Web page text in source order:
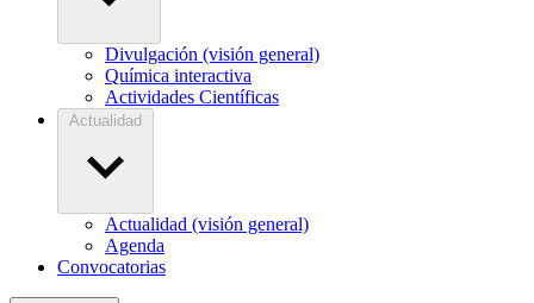
Divulgación (visión general)
Química interactiva
Actividades Científicas
Actualidad
Actualidad (visión general)
Agenda
Convocatorias